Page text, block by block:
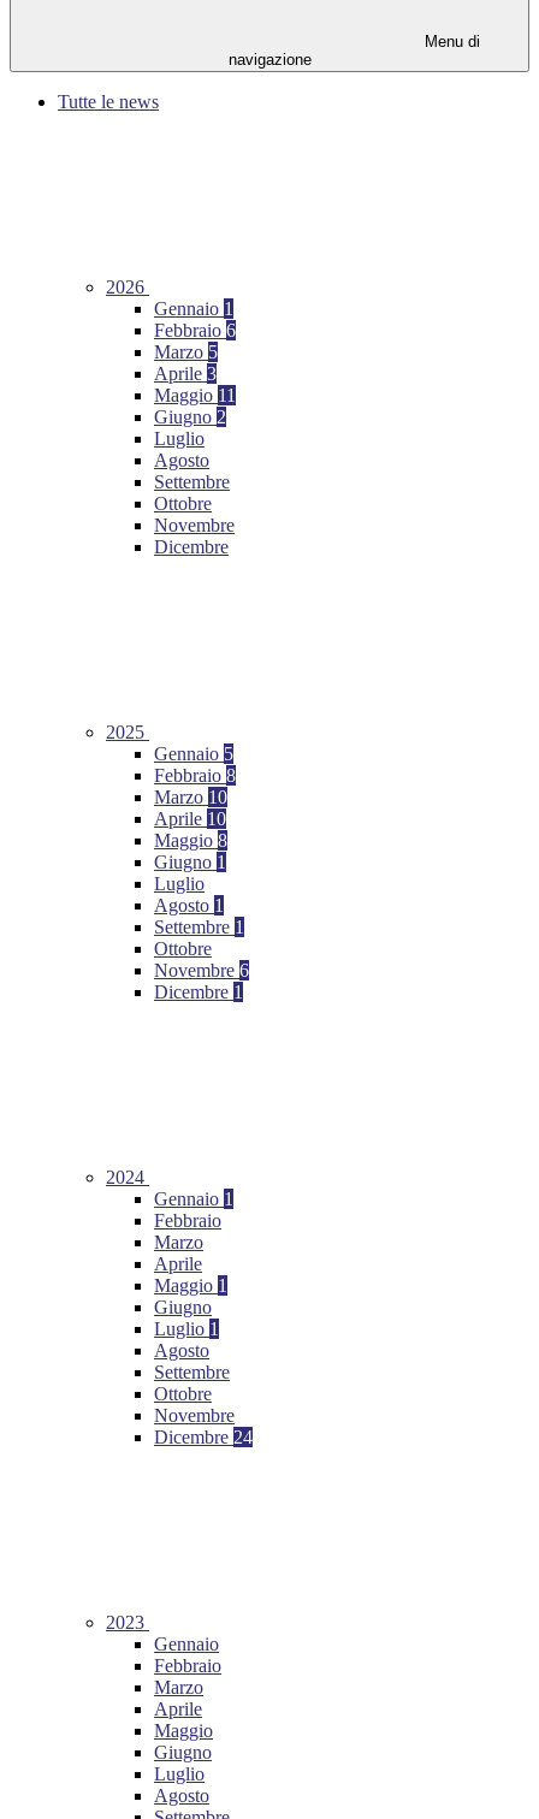
Menu di
navigazione
Tutte le news
2026
Gennaio 1
Febbraio 6
Marzo 5
Aprile 3
Maggio 11
Giugno 2
Luglio
Agosto
Settembre
Ottobre
Novembre
Dicembre
2025
Gennaio 5
Febbraio 8
Marzo 10
Aprile 10
Maggio 8
Giugno 1
Luglio
Agosto 1
Settembre 1
Ottobre
Novembre 6
Dicembre 1
2024
Gennaio 1
Febbraio
Marzo
Aprile
Maggio 1
Giugno
Luglio 1
Agosto
Settembre
Ottobre
Novembre
Dicembre 24
2023
Gennaio
Febbraio
Marzo
Aprile
Maggio
Giugno
Luglio
Agosto